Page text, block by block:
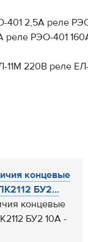
2,5А реле
РЭО-401
11М 220В реле
концевые
БУ2...
концевые
БУ2 10А -